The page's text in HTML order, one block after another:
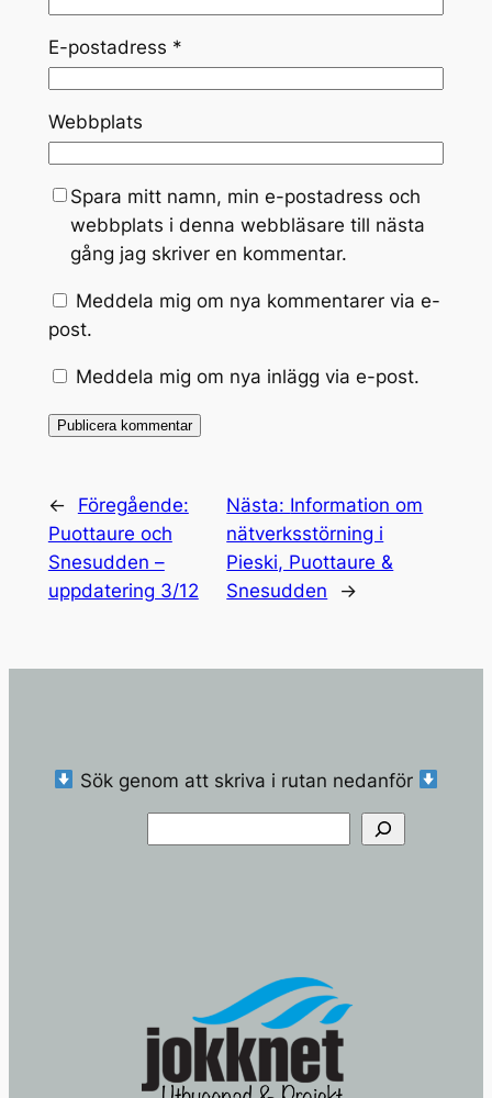
E-postadress *
Webbplats
Spara mitt namn, min e-postadress och
webbplats i denna webbläsare till nästa
gång jag skriver en kommentar.
Meddela mig om nya kommentarer via e-
post.
Meddela mig om nya inlägg via e-post.
←
Föregående:
Puottaure och
Snesudden –
uppdatering 3/12
Nästa: Information om
nätverksstörning i
Pieski, Puottaure &
Snesudden
→
Sök genom att skriva i rutan nedanför